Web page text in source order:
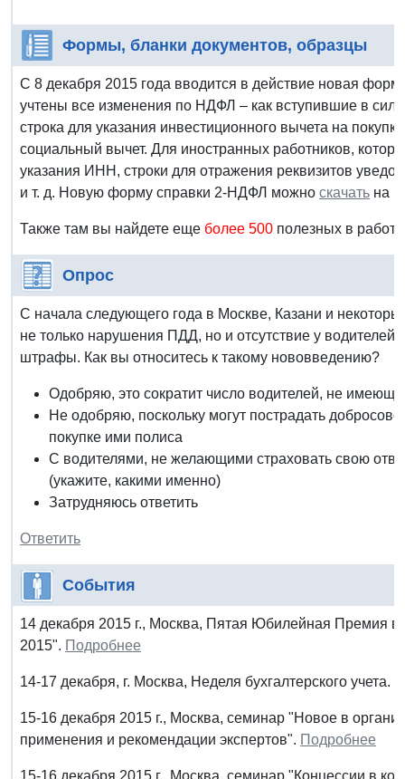
Формы, бланки документов, образцы
С 8 декабря 2015 года вводится в действие новая
учтены все изменения по НДФЛ – как вступившие в
строка для указания инвестиционного вычета на
социальный вычет. Для иностранных работников,
указания ИНН, строки для отражения реквизитов
и т. д. Новую форму справки 2-НДФЛ можно скачать на
Также там вы найдете еще более 500 полезных в
Опрос
С начала следующего года в Москве, Казани и
не только нарушения ПДД, но и отсутствие у
штрафы. Как вы относитесь к такому нововведению?
Одобряю, это сократит число водителей, не
Не одобряю, поскольку могут пострадать
покупке ими полиса
С водителями, не желающими страховать свою
(укажите, какими именно)
Затрудняюсь ответить
Ответить
События
14 декабря 2015 г., Москва, Пятая Юбилейная Премия
2015". Подробнее
14-17 декабря, г. Москва, Неделя бухгалтерского учета.
15-16 декабря 2015 г., Москва, семинар "Новое в
применения и рекомендации экспертов". Подробнее